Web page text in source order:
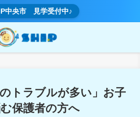
中央市 見学受付中♪
のトラブルが多い」お子
保護者の方へ